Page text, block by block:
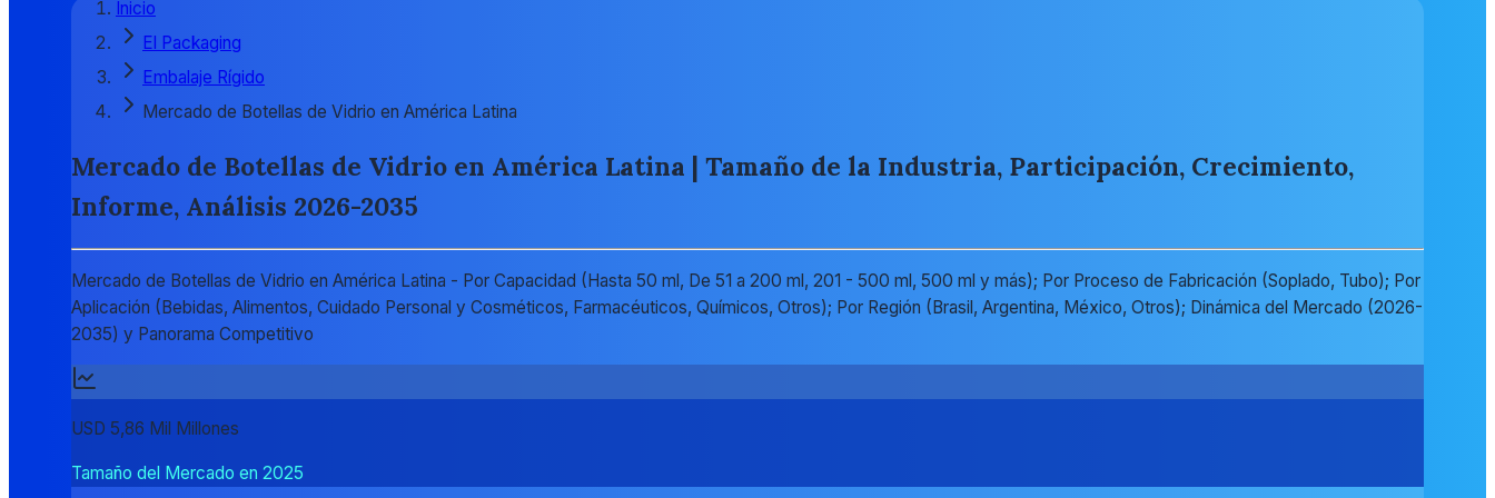
Inicio
El Packaging
Embalaje Rígido
Mercado de Botellas de Vidrio en América Latina
Mercado de Botellas de Vidrio en América Latina | Tamaño de la Industria, Participación, Crecimiento,
Informe, Análisis 2026-2035
Mercado de Botellas de Vidrio en América Latina - Por Capacidad (Hasta 50 ml, De 51 a 200 ml, 201 - 500 ml, 500 ml y más); Por Proceso de Fabricación (Soplado, Tubo); Por
Aplicación (Bebidas, Alimentos, Cuidado Personal y Cosméticos, Farmacéuticos, Químicos, Otros); Por Región (Brasil, Argentina, México, Otros); Dinámica del Mercado (2026-
2035) y Panorama Competitivo
USD 5,86 Mil Millones
Tamaño del Mercado en 2025